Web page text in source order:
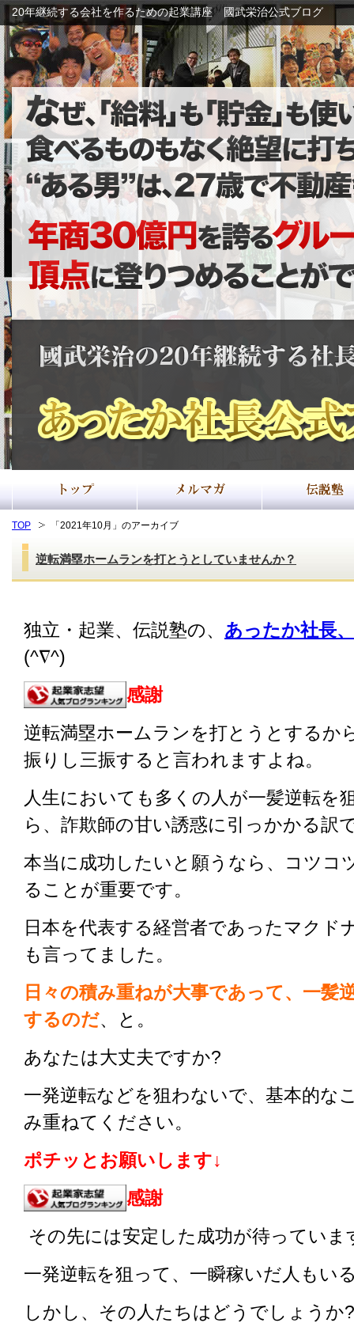
TOP 「2021年10月」のアーカイブ
逆転満塁ホームランを打とうとしていませんか？
独立・起業、伝説塾の、 あったか社長
(^∇^)
感謝
逆転満塁ホームランを打とうとするか
振りし三振すると言われますよね。
人生においても多くの人が一髪逆転を
ら、詐欺師の甘い誘惑に引っかかる訳
本当に成功したいと願うなら、コツコ
ることが重要です。
日本を代表する経営者であったマクド
も言ってました。
日々の積み重ねが大事であって、一髪
するのだ、と。
あなたは大丈夫ですか?
一発逆転などを狙わないで、基本的な
み重ねてください。
ポチッとお願いします↓
感謝
その先には安定した成功が待っていま
一発逆転を狙って、一瞬稼いだ人もい
しかし、その人たちはどうでしょうか?
20年継続する会社を作るための起業講座 國武栄治公式ブログ